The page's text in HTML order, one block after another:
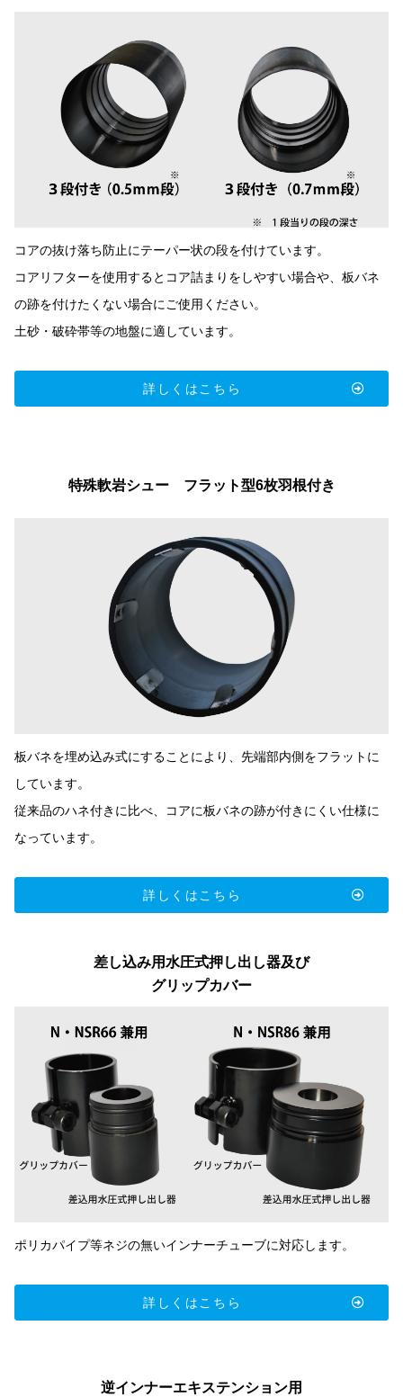
コアの抜け落ち防止にテーパー状の段を付けています。
コアリフターを使用するとコア詰まりをしやすい場合や、板バネ
の跡を付けたくない場合にご使用ください。
土砂・破砕帯等の地盤に適しています。
詳しくはこちら
特殊軟岩シュー フラット型6枚羽根付き
板バネを埋め込み式にすることにより、先端部内側をフラットに
しています。
従来品のハネ付きに比べ、コアに板バネの跡が付きにくい仕様に
なっています。
詳しくはこちら
差し込み用水圧式押し出し器及び
グリップカバー
ポリカパイプ等ネジの無いインナーチューブに対応します。
詳しくはこちら
逆インナーエキステンション用